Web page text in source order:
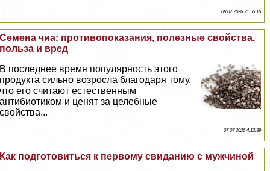
08 07 2026 21:55:16
Семена чиа: противопоказания, полезные свойства,
польза и вред
В последнее время популярность этого
продукта сильно возросла благодаря тому,
что его считают естественным
антибиотиком и ценят за целебные
свойства...
07 07 2026 4:13:39
Как подготовиться к первому свиданию с мужчиной